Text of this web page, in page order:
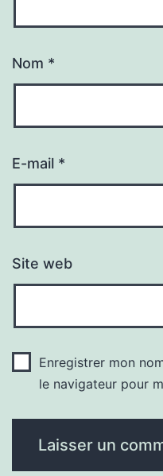
Nom *
E-mail *
Site web
Enregistrer mon
le navigateur pour